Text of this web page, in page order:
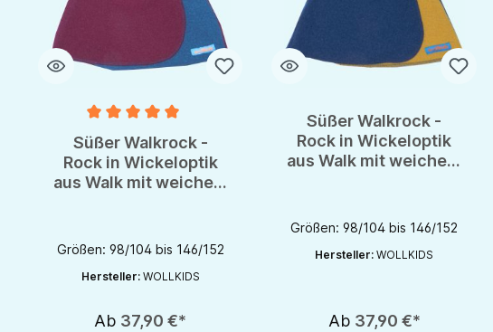
Durchschnittliche Bewertung von 5 von 5 Sternen
Süßer Walkrock -
Rock in Wickeloptik
aus Walk mit weichem
Größen: 98/104 bis 146/152
Hersteller: WOLLKIDS
Ab 37,90 €*
Süßer Walkrock -
Rock in Wickeloptik
aus Walk mit weichem
Größen: 98/104 bis 146/152
Hersteller:WOLLKIDS
Ab 37,90 €*